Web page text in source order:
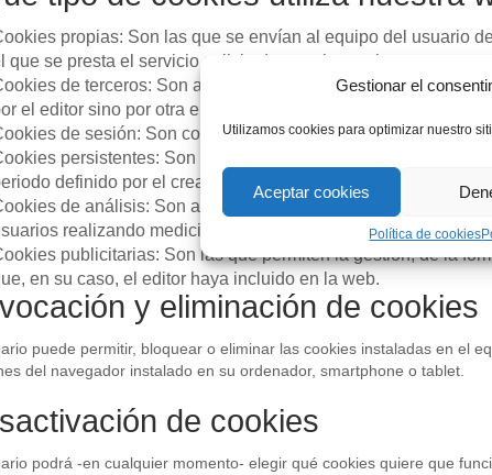
Gestionar el
Utilizamos cookies para optimizar nuestro
Aceptar cookies
Política de cookies
propias: Son las que se envían al equipo del usuario
que se presta el servicio solicitado por el usuario.
de terceros: Son aquellas que se envían al equipo
el editor sino por otra entidad que trata los datos obtenidos a
de sesión: Son cookies diseñadas para recabar y
persistentes: Son aquellas en que los datos
definido por el creador de la cookie que puede ir desde
de análisis: Son aquellas que, bien tratadas por
realizando mediciones y análisi estadísticos de la
publicitarias: Son las que permiten la gestión, de la
en su caso, el editor haya incluido en la web.
y eliminación de cookies
puede permitir, bloquear o eliminar las cookies instaladas en el
del navegador instalado en su ordenador, smartphone o tablet.
de cookies
podrá -en cualquier momento- elegir qué cookies quiere que